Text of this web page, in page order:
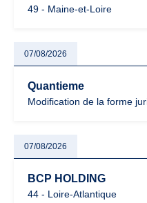
49 - Maine-et-Loire
07/08/2026
Quantieme
Modification de la forme
07/08/2026
BCP HOLDING
44 - Loire-Atlantique